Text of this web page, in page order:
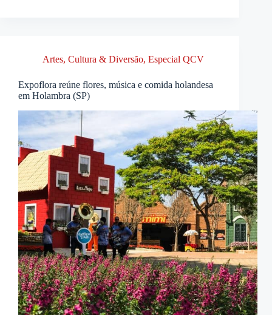
Artes, Cultura & Diversão, Especial QCV
Expoflora reúne flores, música e comida holandesa
em Holambra (SP)